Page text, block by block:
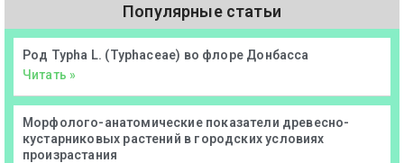
Популярные статьи
Род Typha L. (Typhaceae) во флоре Донбасса
Читать »
Морфолого-анатомические показатели древесно-
кустарниковых растений в городских условиях
произрастания